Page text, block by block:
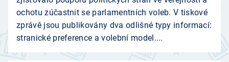
ochotu zúčastnit se parlamentních voleb. V tiskové
zprávě jsou publikovány dva odlišné typy informací:
stranické preference a volební model....